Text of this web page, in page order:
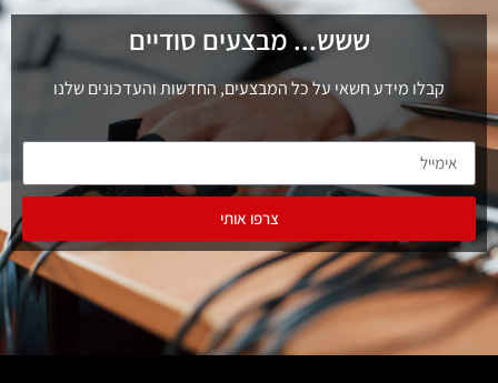
ששש... מבצעים סודיים
קבלו מידע חשאי על כל המבצעים, החדשות והעדכונים שלנו
צרפו אותי